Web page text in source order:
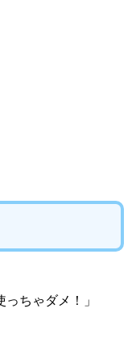
ちゃダメ！」